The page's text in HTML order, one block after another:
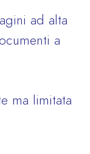
ad alta
a
ma limitata